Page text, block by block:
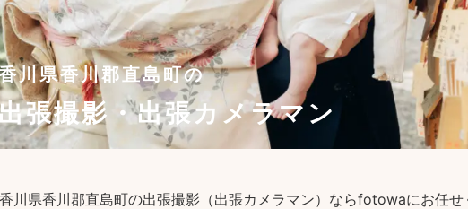
川県香川郡直島町の
張撮影・出張カメラマン
香川県香川郡直島町の出張撮影（出張カメラマン）ならfotowaにお任せ